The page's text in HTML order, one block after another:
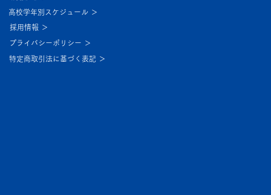
高校学年別スケジュール ＞
採用情報 ＞
プライバシーポリシー ＞
特定商取引法に基づく表記 ＞